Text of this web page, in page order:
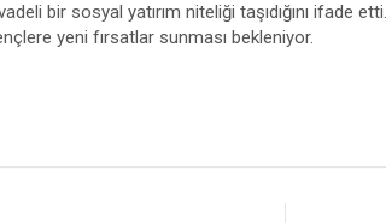
bir sosyal yatırım niteliği taşıdığını ifade
yeni fırsatlar sunması bekleniyor.